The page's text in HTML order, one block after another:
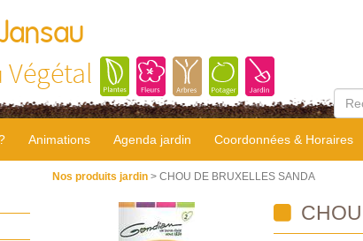
Végétal
Animations Agenda jardin Coordonnées & Horaires
Nos produits jardin > CHOU DE BRUXELLES SANDA